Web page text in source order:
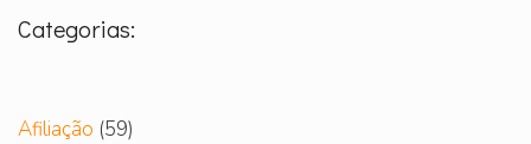
Categorias:
Afiliação (59)